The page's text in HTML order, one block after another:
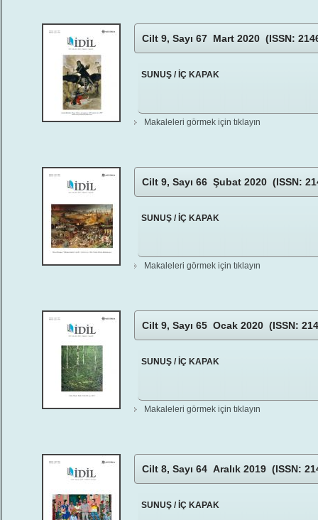
Cilt 9, Sayı 67 Mart 2020 (ISSN:
SUNUŞ / İÇ KAPAK
Makaleleri görmek için tıklayın
Cilt 9, Sayı 66 Şubat 2020 (ISSN:
SUNUŞ / İÇ KAPAK
Makaleleri görmek için tıklayın
Cilt 9, Sayı 65 Ocak 2020 (ISSN:
SUNUŞ / İÇ KAPAK
Makaleleri görmek için tıklayın
Cilt 8, Sayı 64 Aralık 2019 (ISSN:
SUNUŞ / İÇ KAPAK